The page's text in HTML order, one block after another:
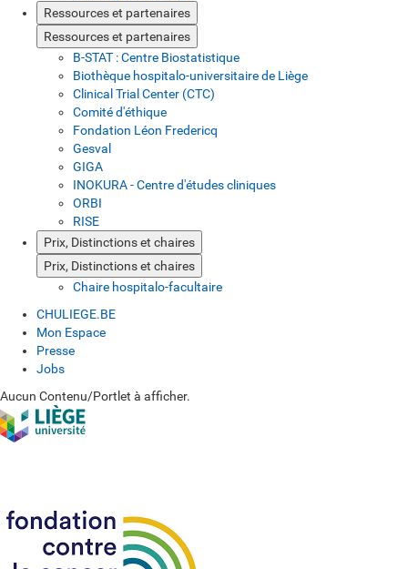
Ressources et partenaires
Ressources et partenaires
B-STAT : Centre Biostatistique
Biothèque hospitalo-universitaire de Liège
Clinical Trial Center (CTC)
Comité d'éthique
Fondation Léon Fredericq
Gesval
GIGA
INOKURA - Centre d'études cliniques
ORBI
RISE
Prix, Distinctions et chaires
Prix, Distinctions et chaires
Chaire hospitalo-facultaire
CHULIEGE.BE
Mon Espace
Presse
Jobs
Aucun Contenu/Portlet à afficher.